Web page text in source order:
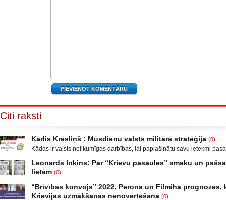
Citi raksti
Kārlis Krēsliņš : Mūsdienu valsts militārā stratēģija (0)
Kādas ir valsts nelikumīgas darbības, lai paplašinātu savu ietekmi
Krievijas un ar to aizstāvēšanu pamatots iebrukums Gruzijā. Ukrainā
un izveidot militāro konfliktu Doņeckas un Luganskas novados. Vai tas
neatgādina to, kā attīstījās notikumi pirms II pasaules kara? Nākamais
Leonards Inkins: Par “Krievu pasaules” smaku un
lietām (0)
laiks: daļa. Atgriešanās, Neizmantoto iespēju laiks Smēķētāji Kāds
“Brīvības konvojs” 2022, Perona un Filmiha prognozes,
Krievijas uzmākšanās nenovērtēšana (0)